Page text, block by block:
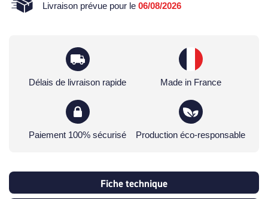
Livraison prévue pour le 06/08/2026
Délais de livraison rapide Made in France
Paiement 100% sécurisé Production éco-responsable
Fiche technique